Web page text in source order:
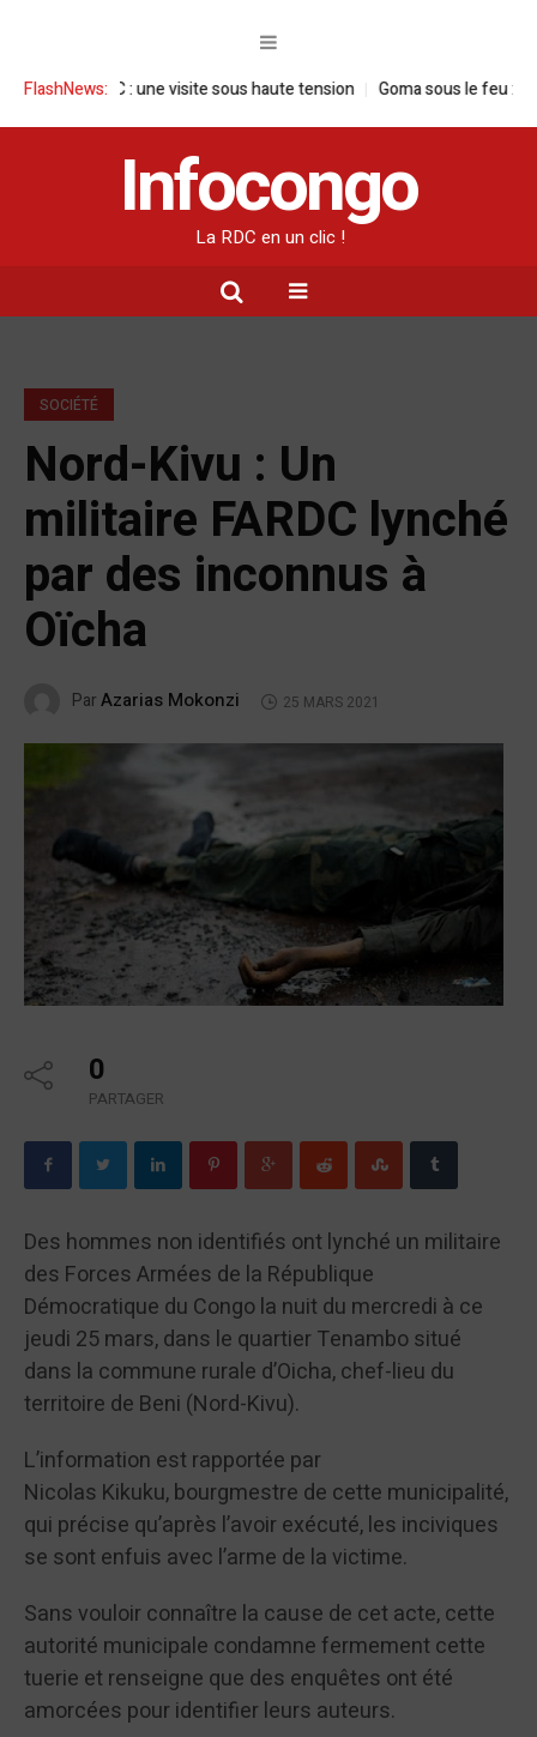
FlashNews:
RDC : une visite sous haute tension Goma sous le feu : la
Infocongo
La RDC en un clic !
SOCIÉTÉ
Nord-Kivu : Un
militaire FARDC lynché
par des inconnus à
Oïcha
ParAzarias Mokonzi 25 MARS 2021
0
PARTAGER
Des hommes non identifiés ont lynché un militaire
des Forces Armées de la République
Démocratique du Congo la nuit du mercredi à ce
jeudi 25 mars, dans le quartier Tenambo situé
dans la commune rurale d’Oicha, chef-lieu du
territoire de Beni (Nord-Kivu).
L’information est rapportée par
Nicolas Kikuku, bourgmestre de cette municipalité,
qui précise qu’après l’avoir exécuté, les inciviques
se sont enfuis avec l’arme de la victime.
Sans vouloir connaître la cause de cet acte, cette
autorité municipale condamne fermement cette
tuerie et renseigne que des enquêtes ont été
amorcées pour identifier leurs auteurs.